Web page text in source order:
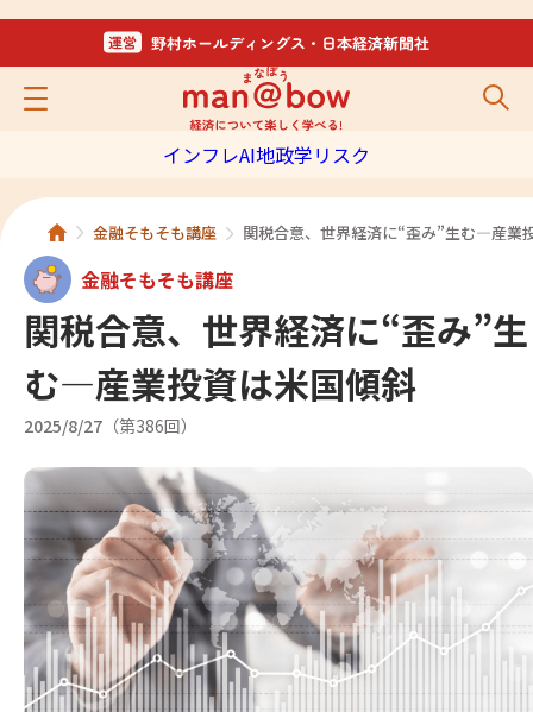
インフレAI地政学リスク
金融そもそも講座 関税合意、世界経済に“歪み”生む—産業
金融そもそも講座
関税合意、世界経済に“歪み”生
む—産業投資は米国傾斜
2025/8/27 第386回